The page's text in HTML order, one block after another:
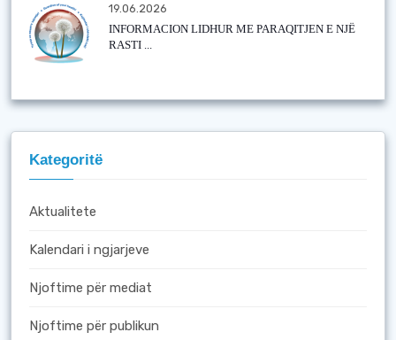
19.06.2026
INFORMACION LIDHUR ME PARAQITJEN E NJË
RASTI ...
Kategoritë
Aktualitete
Kalendari i ngjarjeve
Njoftime për mediat
Njoftime për publikun